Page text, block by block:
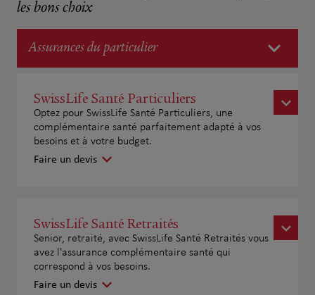
les bons choix
Assurances du particulier
SwissLife Santé Particuliers
Optez pour SwissLife Santé Particuliers, une
complémentaire santé parfaitement adapté à vos
besoins et à votre budget.
Faire un devis
SwissLife Santé Retraités
Senior, retraité, avec SwissLife Santé Retraités vous
avez l'assurance complémentaire santé qui
correspond à vos besoins.
Faire un devis